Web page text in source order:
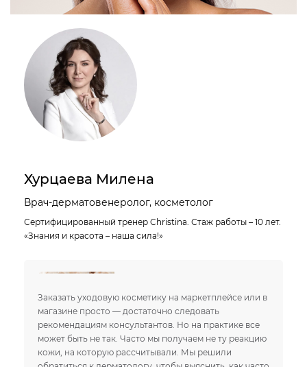
Хурцаева Милена
Врач-дерматовенеролог, косметолог
Сертифицированный тренер Christina. Стаж работы – 10 лет.
«Знания и красота – наша сила!»
Заказать уходовую косметику на маркетплейсе или в
магазине просто — достаточно следовать
рекомендациям консультантов. Но на практике все
может быть не так. Часто мы получаем не ту реакцию
кожи, на которую рассчитывали. Мы решили